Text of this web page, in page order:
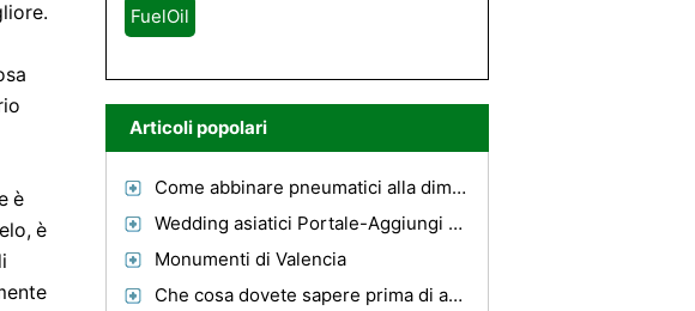
è
è
FuelOil
Articoli popolari
Come abbinare pneumatici alla dimensione del cerchione
Wedding asiatici Portale-Aggiungi alle proprie comodità della pianificazione del matrimonio
Monumenti di Valencia
Che cosa dovete sapere prima di acquistare la migliore auto?